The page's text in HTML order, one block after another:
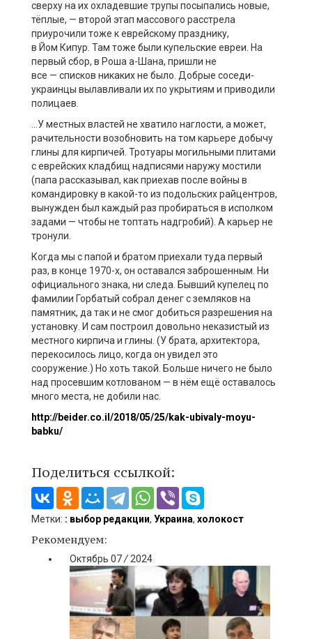
сверху на их охладевшие трупы посыпались новые,
тёплые, — второй этап массового расстрела
приурочили тоже к еврейскому празднику,
в Йом Кипур. Там тоже были купельские евреи. На
первый сбор, в Роша а-Шана, пришли не
все — списков никаких не было. Добрые соседи-
украинцы вылавливали их по укрытиям и приводили
полицаев.
…У местных властей не хватило наглости, а может,
рачительности возобновить на том карьере добычу
глины для кирпичей. Тротуары могильными плитами
с еврейских кладбищ надписями наружу мостили
(папа рассказывал, как приехав после войны в
командировку в какой-то из подольских райцентров,
вынужден был каждый раз пробираться в исполком
задами — чтобы не топтать надгробий). А карьер не
тронули.
Когда мы с папой и братом приехали туда первый
раз, в конце 1970-х, он оставался заброшенным. Ни
официального знака, ни следа. Бывший купелец по
фамилии Горбатый собрал денег с земляков на
памятник, да так и не смог добиться разрешения на
установку. И сам построил довольно неказистый из
местного кирпича и глины. (У брата, архитектора,
перекосилось лицо, когда он увидел это
сооружение.) Но хоть такой. Больше ничего не было
над просевшим котлованом — в нём ещё оставалось
много места, не добили нас.
http://beider.co.il/2018/05/25/kak-ubivaly-moyu-
babku/
Поделиться ссылкой:
Метки: : выбор редакции, Украина, холокост
Рекомендуем:
Октябрь 07/ 2024